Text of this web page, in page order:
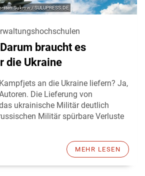
Sukrow / SULUPRESS.DE
braucht es
die Ukraine
an die Ukraine liefern? Ja,
Die Lieferung von
ukrainische Militär deutlich
Militär spürbare Verluste
MEHR LESEN